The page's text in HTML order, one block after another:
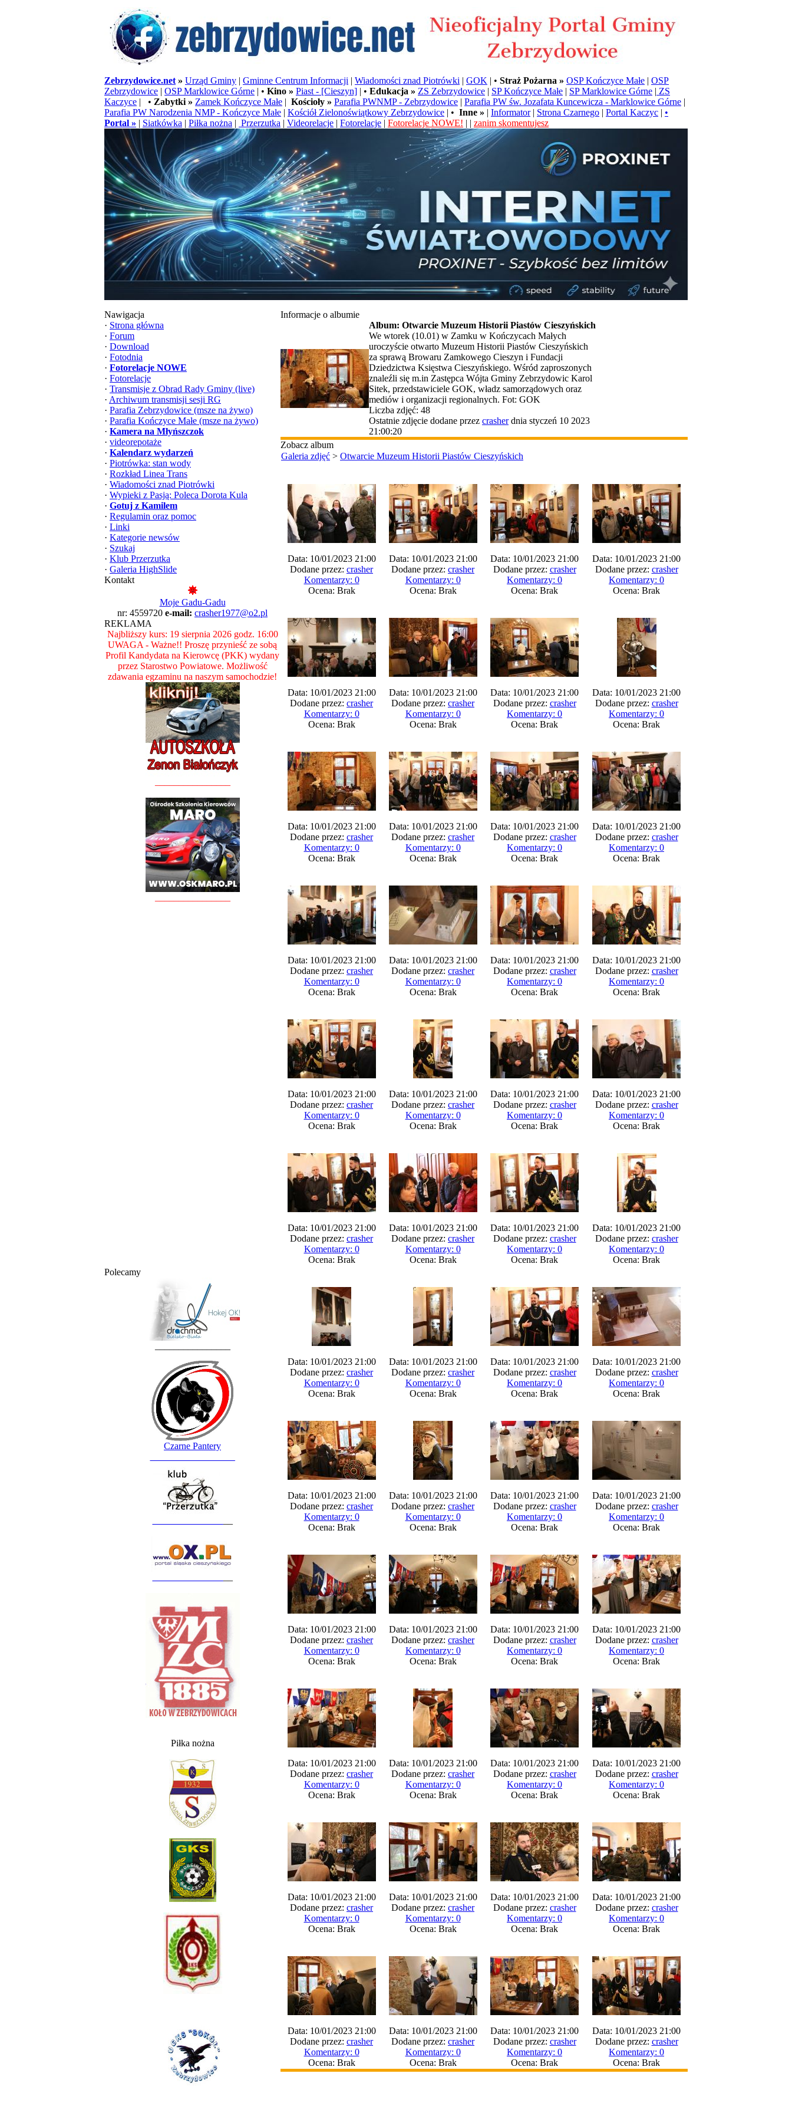
Zebrzydowice.net » Urząd Gminy | Gminne Centrum Informacji | Wiadomości znad Piotrówki | GOK | • Straż Pożarna » OSP Kończyce Małe | OSP
Zebrzydowice | OSP Marklowice Górne | • Kino » Piast - [Cieszyn] | • Edukacja » ZS Zebrzydowice | SP Kończyce Małe | SP Marklowice Górne | ZS
Kaczyce | • Zabytki » Zamek Kończyce Małe | Kościoły » Parafia PWNMP - Zebrzydowice | Parafia PW św. Jozafata Kuncewicza - Marklowice Górne |
Parafia PW Narodzenia NMP - Kończyce Małe | Kościół Zielonoświątkowy Zebrzydowice | • Inne » | Informator| Strona Czarnego | Portal Kaczyc | •
Portal » | Siatkówka | Piłka nożna | Przerzutka | Videorelacje | Fotorelacje | Fotorelacje NOWE! | | zanim skomentujesz
Nawigacja
· Strona główna
· Forum
· Download
· Fotodnia
· Fotorelacje NOWE
· Fotorelacje
· Transmisje z Obrad Rady Gminy (live)
· Archiwum transmisji sesji RG
· Parafia Zebrzydowice (msze na żywo)
· Parafia Kończyce Małe (msze na żywo)
· Kamera na Młyńszczok
· videorepotaże
· Kalendarz wydarzeń
· Piotrówka: stan wody
· Rozkład Linea Trans
· Wiadomości znad Piotrówki
· Wypieki z Pasją: Poleca Dorota Kula
· Gotuj z Kamilem
· Regulamin oraz pomoc
· Linki
· Kategorie newsów
· Szukaj
· Klub Przerzutka
· Galeria HighSlide
Kontakt
Moje Gadu-Gadu
nr: 4559720 e-mail: crasher1977@o2.pl
REKLAMA
Najbliższy kurs: 19 sierpnia 2026 godz. 16:00
UWAGA - Ważne!! Proszę przynieść ze sobą
Profil Kandydata na Kierowcę (PKK) wydany
przez Starostwo Powiatowe. Możliwość
zdawania egzaminu na naszym samochodzie!
Polecamy
Czarne Pantery
Piłka nożna
Informacje o albumie
Album: Otwarcie Muzeum Historii Piastów Cieszyńskich
We wtorek (10.01) w Zamku w Kończycach Małych
uroczyście otwarto Muzeum Historii Piastów Cieszyńskich
za sprawą Browaru Zamkowego Cieszyn i Fundacji
Dziedzictwa Księstwa Cieszyńskiego. Wśród zaproszonych
znaleźli się m.in Zastępca Wójta Gminy Zebrzydowic Karol
Sitek, przedstawiciele GOK, władz samorządowych oraz
mediów i organizacji regionalnych. Fot: GOK
Liczba zdjęć: 48
Ostatnie zdjęcie dodane przez crasherdnia styczeń 10 2023
21:00:20
Zobacz album
Galeria zdjęć > Otwarcie Muzeum Historii Piastów Cieszyńskich
Data: 10/01/2023 21:00
Dodane przez: crasher
Komentarzy: 0
Ocena: Brak
Data: 10/01/2023 21:00
Dodane przez: crasher
Komentarzy: 0
Ocena: Brak
Data: 10/01/2023 21:00
Dodane przez: crasher
Komentarzy: 0
Ocena: Brak
Data: 10/01/2023 21:00
Dodane przez: crasher
Komentarzy: 0
Ocena: Brak
Data: 10/01/2023 21:00
Dodane przez: crasher
Komentarzy: 0
Ocena: Brak
Data: 10/01/2023 21:00
Dodane przez: crasher
Komentarzy: 0
Ocena: Brak
Data: 10/01/2023 21:00
Dodane przez: crasher
Komentarzy: 0
Ocena: Brak
Data: 10/01/2023 21:00
Dodane przez: crasher
Komentarzy: 0
Ocena: Brak
Data: 10/01/2023 21:00
Dodane przez: crasher
Komentarzy: 0
Ocena: Brak
Data: 10/01/2023 21:00
Dodane przez: crasher
Komentarzy: 0
Ocena: Brak
Data: 10/01/2023 21:00
Dodane przez: crasher
Komentarzy: 0
Ocena: Brak
Data: 10/01/2023 21:00
Dodane przez: crasher
Komentarzy: 0
Ocena: Brak
Data: 10/01/2023 21:00
Dodane przez: crasher
Komentarzy: 0
Ocena: Brak
Data: 10/01/2023 21:00
Dodane przez: crasher
Komentarzy: 0
Ocena: Brak
Data: 10/01/2023 21:00
Dodane przez: crasher
Komentarzy: 0
Ocena: Brak
Data: 10/01/2023 21:00
Dodane przez: crasher
Komentarzy: 0
Ocena: Brak
Data: 10/01/2023 21:00
Dodane przez: crasher
Komentarzy: 0
Ocena: Brak
Data: 10/01/2023 21:00
Dodane przez: crasher
Komentarzy: 0
Ocena: Brak
Data: 10/01/2023 21:00
Dodane przez: crasher
Komentarzy: 0
Ocena: Brak
Data: 10/01/2023 21:00
Dodane przez: crasher
Komentarzy: 0
Ocena: Brak
Data: 10/01/2023 21:00
Dodane przez: crasher
Komentarzy: 0
Ocena: Brak
Data: 10/01/2023 21:00
Dodane przez: crasher
Komentarzy: 0
Ocena: Brak
Data: 10/01/2023 21:00
Dodane przez: crasher
Komentarzy: 0
Ocena: Brak
Data: 10/01/2023 21:00
Dodane przez: crasher
Komentarzy: 0
Ocena: Brak
Data: 10/01/2023 21:00
Dodane przez: crasher
Komentarzy: 0
Ocena: Brak
Data: 10/01/2023 21:00
Dodane przez: crasher
Komentarzy: 0
Ocena: Brak
Data: 10/01/2023 21:00
Dodane przez: crasher
Komentarzy: 0
Ocena: Brak
Data: 10/01/2023 21:00
Dodane przez: crasher
Komentarzy: 0
Ocena: Brak
Data: 10/01/2023 21:00
Dodane przez: crasher
Komentarzy: 0
Ocena: Brak
Data: 10/01/2023 21:00
Dodane przez: crasher
Komentarzy: 0
Ocena: Brak
Data: 10/01/2023 21:00
Dodane przez: crasher
Komentarzy: 0
Ocena: Brak
Data: 10/01/2023 21:00
Dodane przez: crasher
Komentarzy: 0
Ocena: Brak
Data: 10/01/2023 21:00
Dodane przez: crasher
Komentarzy: 0
Ocena: Brak
Data: 10/01/2023 21:00
Dodane przez: crasher
Komentarzy: 0
Ocena: Brak
Data: 10/01/2023 21:00
Dodane przez: crasher
Komentarzy: 0
Ocena: Brak
Data: 10/01/2023 21:00
Dodane przez: crasher
Komentarzy: 0
Ocena: Brak
Data: 10/01/2023 21:00
Dodane przez: crasher
Komentarzy: 0
Ocena: Brak
Data: 10/01/2023 21:00
Dodane przez: crasher
Komentarzy: 0
Ocena: Brak
Data: 10/01/2023 21:00
Dodane przez: crasher
Komentarzy: 0
Ocena: Brak
Data: 10/01/2023 21:00
Dodane przez: crasher
Komentarzy: 0
Ocena: Brak
Data: 10/01/2023 21:00
Dodane przez: crasher
Komentarzy: 0
Ocena: Brak
Data: 10/01/2023 21:00
Dodane przez: crasher
Komentarzy: 0
Ocena: Brak
Data: 10/01/2023 21:00
Dodane przez: crasher
Komentarzy: 0
Ocena: Brak
Data: 10/01/2023 21:00
Dodane przez: crasher
Komentarzy: 0
Ocena: Brak
Data: 10/01/2023 21:00
Dodane przez: crasher
Komentarzy: 0
Ocena: Brak
Data: 10/01/2023 21:00
Dodane przez: crasher
Komentarzy: 0
Ocena: Brak
Data: 10/01/2023 21:00
Dodane przez: crasher
Komentarzy: 0
Ocena: Brak
Data: 10/01/2023 21:00
Dodane przez: crasher
Komentarzy: 0
Ocena: Brak